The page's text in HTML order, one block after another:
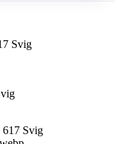
Svig